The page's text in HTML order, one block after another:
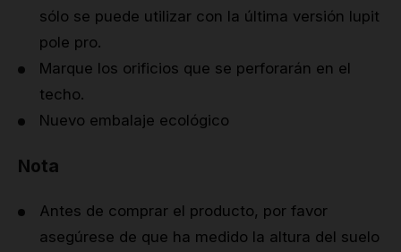
sólo se puede utilizar con la última versión lupit
pole pro.
Marque los orificios que se perforarán en el
techo.
Nuevo embalaje ecológico
Nota
Antes de comprar el producto, por favor
asegúrese de que ha medido la altura del suelo